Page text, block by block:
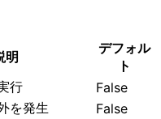
明
デフォル
ト
行
False
を発生
False